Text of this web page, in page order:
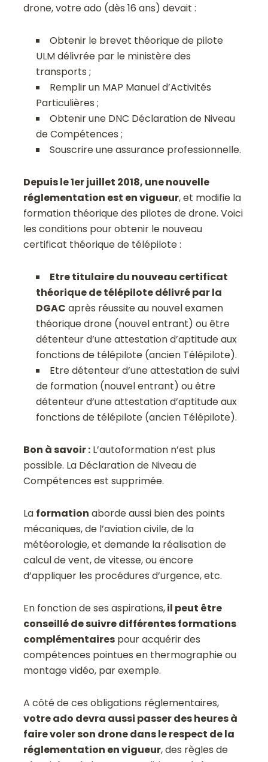
drone, votre ado (dès 16 ans) devait :
Obtenir le brevet théorique de pilote
ULM délivrée par le ministère des
transports ;
Remplir un MAP Manuel d’Activités
Particulières ;
Obtenir une DNC Déclaration de Niveau
de Compétences ;
Souscrire une assurance professionnelle.
Depuis le 1erjuillet 2018, une nouvelle
réglementation est en vigueur, et modifie la
formation théorique des pilotes de drone. Voici
les conditions pour obtenir le nouveau
certificat théorique de télépilote :
Etre titulaire du nouveau certificat
théorique de télépilote délivré par la
DGAC après réussite au nouvel examen
théorique drone (nouvel entrant) ou être
détenteur d’une attestation d’aptitude aux
fonctions de télépilote (ancien Télépilote).
Etre détenteur d’une attestation de suivi
de formation (nouvel entrant) ou être
détenteur d’une attestation d’aptitude aux
fonctions de télépilote (ancien Télépilote).
Bon à savoir : L’autoformation n’est plus
possible. La Déclaration de Niveau de
Compétences est supprimée.
La formation aborde aussi bien des points
mécaniques, de l’aviation civile, de la
météorologie, et demande la réalisation de
calcul de vent, de vitesse, ou encore
d’appliquer les procédures d’urgence, etc.
En fonction de ses aspirations,il peut être
conseillé de suivre différentes formations
complémentaires pour acquérir des
compétences pointues en thermographie ou
montage vidéo, par exemple.
A côté de ces obligations réglementaires,
votre ado devra aussi passer des heures à
faire voler son drone dans le respect de la
réglementation en vigueur, des règles de